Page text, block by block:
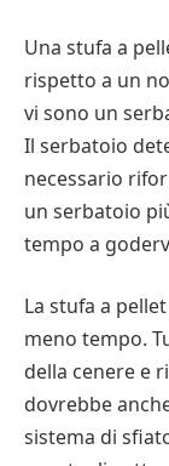
potrebbe
sgrassante. Se
dai fornelli a
bicarbonato di
spazzola di
strofinare le
Se il fornello a
combustibile.
risparmiare
perché offrono
Possono
in una casa
essere
acqua calda.
possibile
Se si sceglie
dall’EPA, si
requisiti di
Una stufa a
rispetto a un
vi sono un
Il serbatoio
necessario
un serbatoio
tempo a
La stufa a
meno tempo.
della cenere e
dovrebbe
sistema di